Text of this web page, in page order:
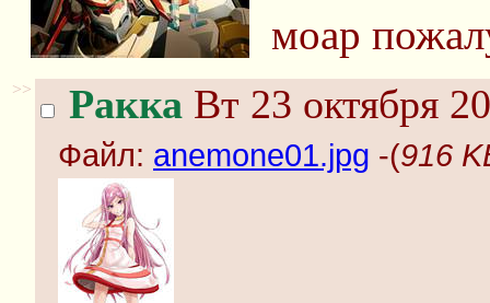
моар
>> Ракка Вт 23 октября
Файл: anemone01.jpg -(916